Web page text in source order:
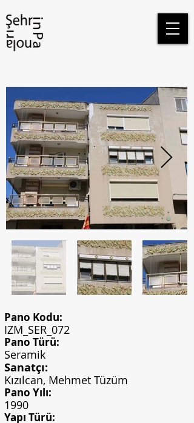
Pano Kodu:
IZM_SER_072
Pano Türü:
Seramik
Sanatçı:
Kızılcan, Mehmet Tüzüm
Pano Yılı:
1990
Yapı Türü: